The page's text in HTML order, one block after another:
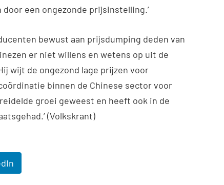
een ongezonde prijsinstelling.’
bewust aan prijsdumping deden van
er niet willens en wetens op uit de
wijt de ongezond lage prijzen voor
binnen de Chinese sector voor
groei geweest en heeft ook in de
(Volkskrant)